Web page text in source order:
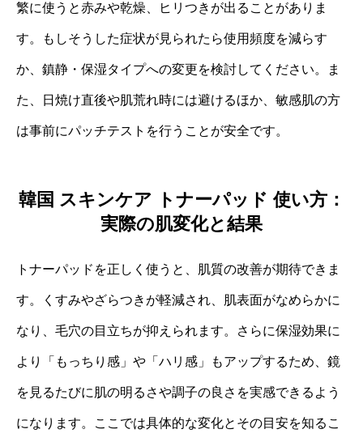
繁に使うと赤みや乾燥、ヒリつきが出ることがありま
す。もしそうした症状が見られたら使用頻度を減らす
か、鎮静・保湿タイプへの変更を検討してください。ま
た、日焼け直後や肌荒れ時には避けるほか、敏感肌の方
は事前にパッチテストを行うことが安全です。
韓国 スキンケア トナーパッド 使い方：
実際の肌変化と結果
トナーパッドを正しく使うと、肌質の改善が期待できま
す。くすみやざらつきが軽減され、肌表面がなめらかに
なり、毛穴の目立ちが抑えられます。さらに保湿効果に
より「もっちり感」や「ハリ感」もアップするため、鏡
を見るたびに肌の明るさや調子の良さを実感できるよう
になります。ここでは具体的な変化とその目安を知るこ